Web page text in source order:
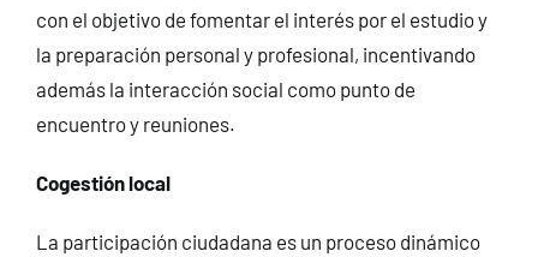
con el objetivo de fomentar el interés por el estudio y
la preparación personal y profesional, incentivando
además la interacción social como punto de
encuentro y reuniones.
Cogestión local
La participación ciudadana es un proceso dinámico